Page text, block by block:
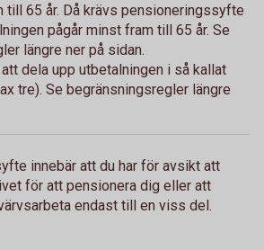
till 65 år. Då krävs pensioneringssyfte
pågår minst fram till 65 år. Se
längre ner på sidan.
dela upp utbetalningen i så kallat
tre). Se begränsningsregler längre
innebär att du har för avsikt att
för att pensionera dig eller att
endast till en viss del.